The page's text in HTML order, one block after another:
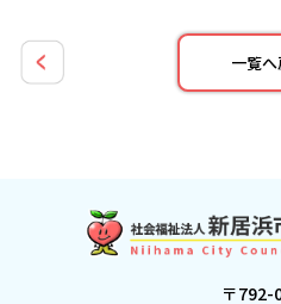
一覧
〒792-